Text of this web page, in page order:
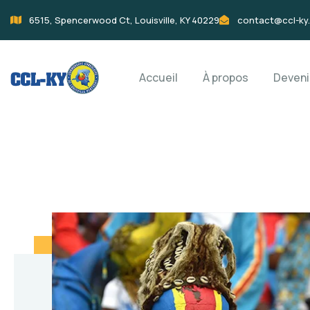
6515, Spencerwood Ct, Louisville, KY 40229 contact@ccl-
Accueil À propos